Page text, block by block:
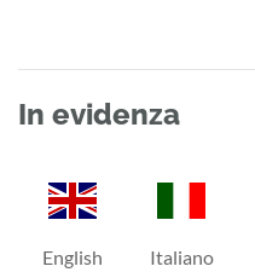
In evidenza
English Italiano